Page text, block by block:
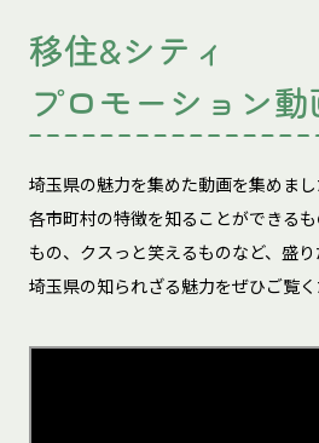
移住&シティ
プロモーション
埼玉県の魅力を集めた動画を集めまし
各市町村の特徴を知ることができる
もの、 クスっと笑えるものなど、盛り
埼玉県の知られざる魅力をぜひご覧く